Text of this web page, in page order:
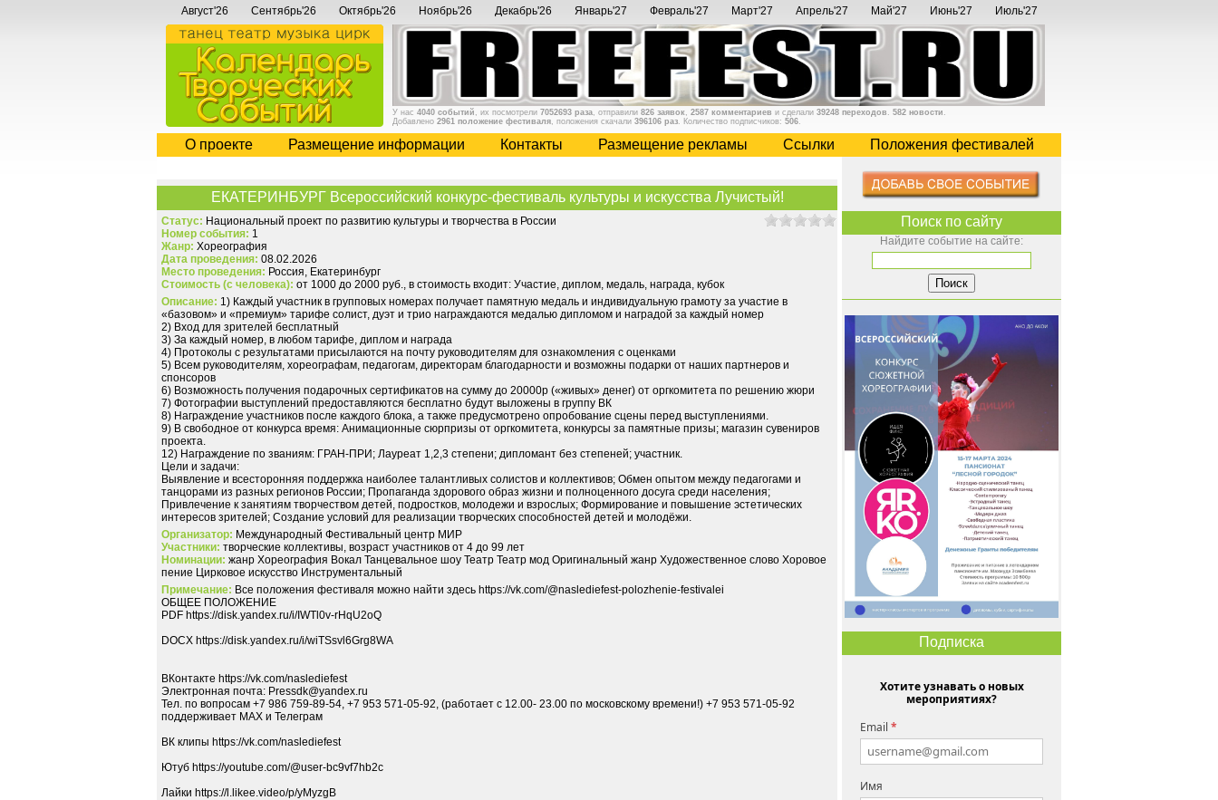
Август'26 Сентябрь'26 Октябрь'26 Ноябрь'26 Декабрь'26 Январь'27 Февраль'27 Март'27 Апрель'27 Май'27 Июнь'27 Июль'27
У нас 4040 событий , их посмотрели 7052693 раза, отправили 826 заявок, 2587 комментариев и сделали 39248 переходов . 582 новости .
Добавлено 2961 положение фестиваля, положения скачали 396106 раз. Количество подписчиков: 506.
О проекте Размещение информации Контакты Размещение рекламы Cсылки Положения фестивалей
ЕКАТЕРИНБУРГ Всероссийский конкурс-фестиваль культуры и искусства Лучистый!
Статус: Национальный проект по развитию культуры и творчества в России
Номер события: 1
Жанр: Хореография
Дата проведения: 08.02.2026
Место проведения: Россия, Екатеринбург
Стоимость (с человека): от 1000 до 2000 руб., в стоимость входит: Участие, диплом, медаль, награда, кубок
Описание: 1) Каждый участник в групповых номерах получает памятную медаль и индивидуальную грамоту за участие в
«базовом» и «премиум» тарифе солист, дуэт и трио награждаются медалью дипломом и наградой за каждый номер
2) Вход для зрителей бесплатный
3) За каждый номер, в любом тарифе, диплом и награда
4) Протоколы с результатами присылаются на почту руководителям для ознакомления с оценками
5) Всем руководителям, хореографам, педагогам, директорам благодарности и возможны подарки от наших партнеров и
спонсоров
6) Возможность получения подарочных сертификатов на сумму до 20000р («живых» денег) от оргкомитета по решению жюри
7) Фотографии выступлений предоставляются бесплатно будут выложены в группу ВК
8) Награждение участников после каждого блока, а также предусмотрено опробование сцены перед выступлениями.
9) В свободное от конкурса время: Анимационные сюрпризы от оргкомитета, конкурсы за памятные призы; магазин сувениров
проекта.
12) Награждение по званиям: ГРАН-ПРИ; Лауреат 1,2,3 степени; дипломант без степеней; участник.
Цели и задачи:
Выявление и всесторонняя поддержка наиболее талантливых солистов и коллективов; Обмен опытом между педагогами и
танцорами из разных регионов России; Пропаганда здорового образ жизни и полноценного досуга среди населения;
Привлечение к занятиям творчеством детей, подростков, молодежи и взрослых; Формирование и повышение эстетических
интересов зрителей; Создание условий для реализации творческих способностей детей и молодёжи.
Организатор: Международный Фестивальный центр МИР
Участники: творческие коллективы, возраст участников от 4 до 99 лет
Номинации: жанр Хореография Вокал Танцевальное шоу Театр Театр мод Оригинальный жанр Художественное слово Хоровое
пение Цирковое искусство Инструментальный
Примечание: Все положения фестиваля можно найти здесь https://vk.com/@naslediefest-polozhenie-festivalei
ОБЩЕЕ ПОЛОЖЕНИЕ
PDF https://disk.yandex.ru/i/IWTl0v-rHqU2oQ
DOCX https://disk.yandex.ru/i/wiTSsvl6Grg8WA
ВКонтакте https://vk.com/naslediefest
Электронная почта: Pressdk@yandex.ru
Тел. по вопросам +7 986 759-89-54, +7 953 571-05-92, (работает с 12.00- 23.00 по московскому времени!) +7 953 571-05-92
поддерживает MAX и Телеграм
ВК клипы https://vk.com/naslediefest
Ютуб https://youtube.com/@user-bc9vf7hb2c
Лайки https://l.likee.video/p/yMyzgB
Поиск по сайту
Найдите событие на сайте:
Подписка
Хотите узнавать о новых
мероприятиях?
Email *
Имя